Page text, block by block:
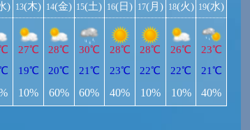
) 13(木)
27℃
19℃
10%
14(金)
28℃
20℃
60%
15(土)
30℃
21℃
60%
16(日)
28℃
23℃
40%
17(月)
28℃
22℃
10%
18(火)
26℃
22℃
10%
19(水)
23℃
21℃
40%